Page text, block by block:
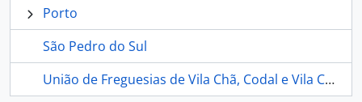
Porto
São Pedro do Sul
União de Freguesias de Vila Chã, Codal e Vila Cova de Perrinho